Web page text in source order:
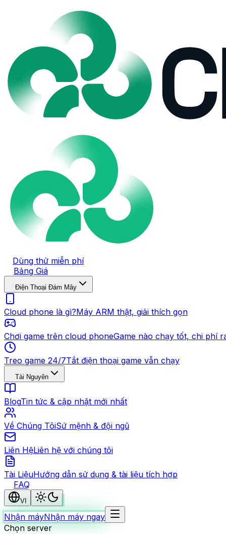
Dùng thử miễn phí
Bảng Giá
Điện Thoại Đám Mây
Cloud phone là gì?Máy ARM thật, giải thích gọn
Chơi game trên cloud phoneGame nào chạy tốt, chi phí
Treo game 24/7Tắt điện thoại game vẫn chạy
Tài Nguyên
BlogTin tức & cập nhật mới nhất
Về Chúng TôiSứ mệnh & đội ngũ
Liên HệLiên hệ với chúng tôi
Tài LiệuHướng dẫn sử dụng & tài liệu tích hợp
FAQ
VI
Nhận máyNhận máy ngay
Chọn server